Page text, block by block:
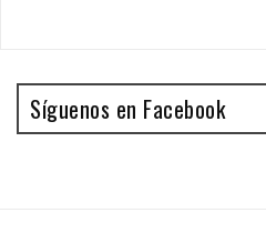
Síguenos en Facebook